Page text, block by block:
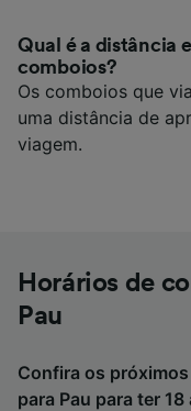
Qual é a distância
comboios?
Os comboios que
uma distância de
viagem.
Horários de
Pau
Confira os
para Pau para ter